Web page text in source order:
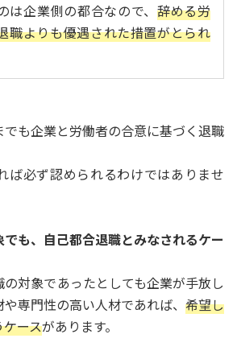
は企業側の都合なので、 辞める労
職よりも優遇された措置がとられ
も企業と労働者の合意に基づく退職
ば必ず認められるわけではありませ
も、自己都合退職とみなされるケー
対象であったとしても企業が手放し
専門性の高い人材であれば、 希望し
ースがあります。